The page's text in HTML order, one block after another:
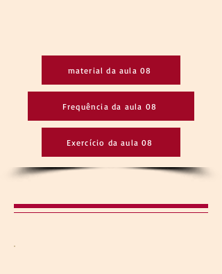
material da aula 08
Frequência da aula 08
Exercício da aula 08